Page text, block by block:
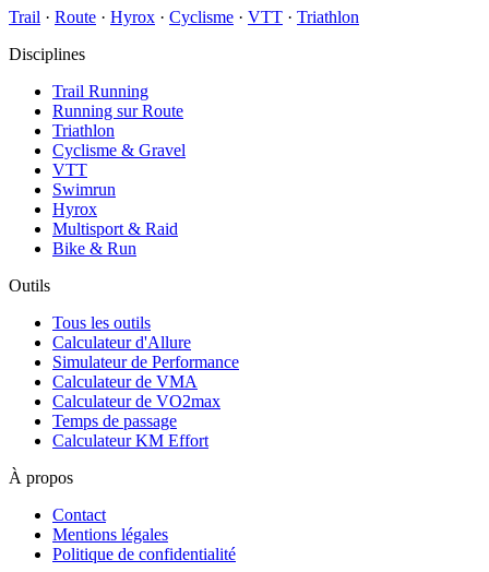
Trail · Route · Hyrox · Cyclisme · VTT · Triathlon
Disciplines
Trail Running
Running sur Route
Triathlon
Cyclisme & Gravel
VTT
Swimrun
Hyrox
Multisport & Raid
Bike & Run
Outils
Tous les outils
Calculateur d'Allure
Simulateur de Performance
Calculateur de VMA
Calculateur de VO2max
Temps de passage
Calculateur KM Effort
À propos
Contact
Mentions légales
Politique de confidentialité